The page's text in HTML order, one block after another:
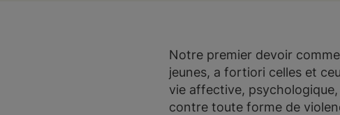
Notre premier devoir
jeunes, a fortiori celles et
vie affective,
contre toute forme de